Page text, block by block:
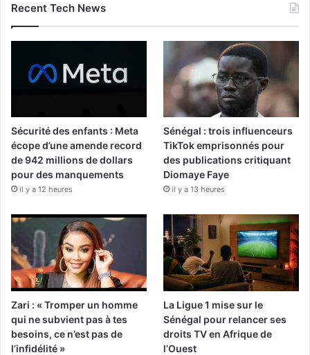
Recent Tech News
Sécurité des enfants : Meta
écope d’une amende record
de 942 millions de dollars
pour des manquements
il y a 12 heures
Sénégal : trois influenceurs
TikTok emprisonnés pour
des publications critiquant
Diomaye Faye
il y a 13 heures
Zari : « Tromper un homme
qui ne subvient pas à tes
besoins, ce n’est pas de
l’infidélité »
La Ligue 1 mise sur le
Sénégal pour relancer ses
droits TV en Afrique de
l’Ouest